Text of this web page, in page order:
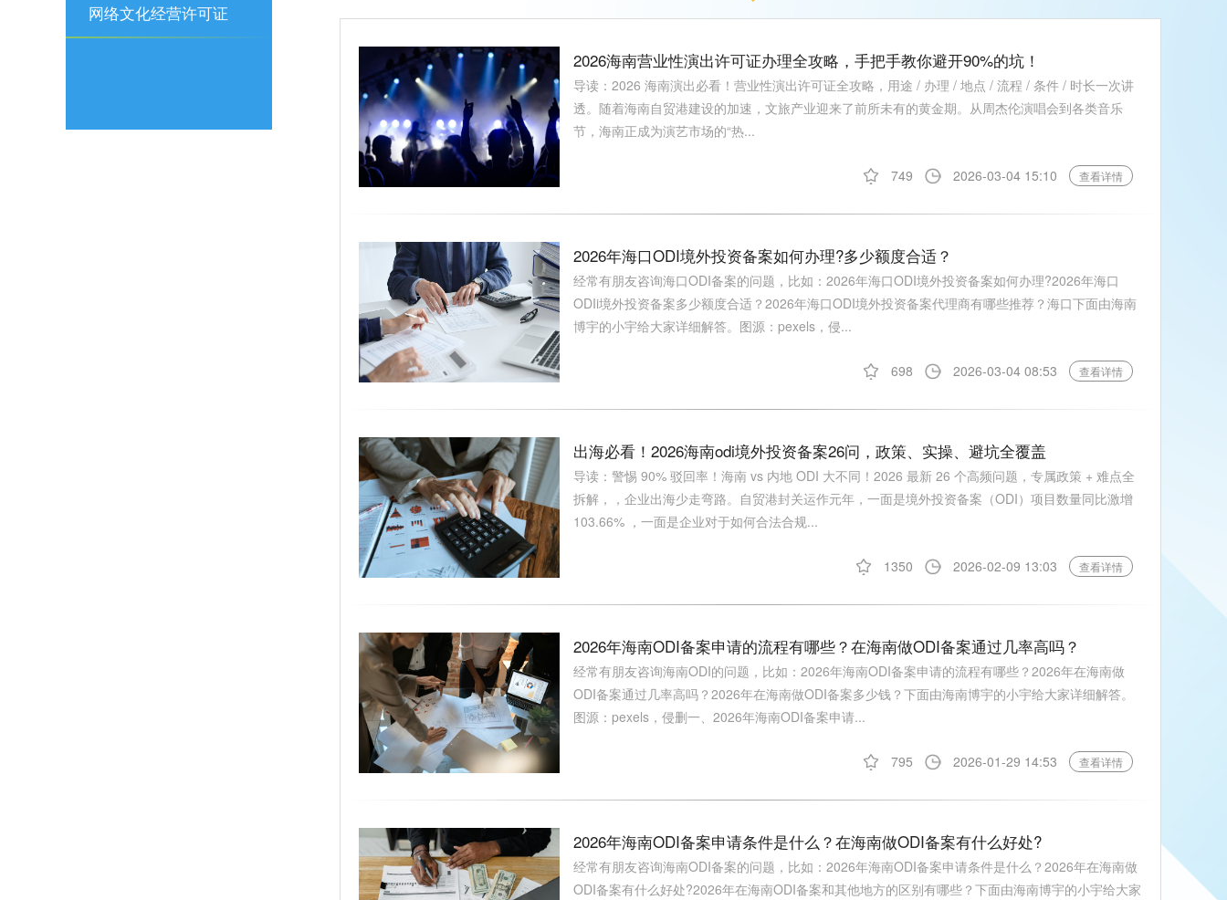
可证
网络文化经营许可证
2026海南营业性演出许可证办理全攻略，手把手教你避开90%的坑！
导读：2026 海南演出必看！营业性演出许可证全攻略，用途 / 办理 / 地点 / 流程 / 条件 / 时长一次讲
透。随着海南自贸港建设的加速，文旅产业迎来了前所未有的黄金期。从周杰伦演唱会到各类音乐
节，海南正成为演艺市场的“热...
749 2026-03-04 15:10 查看详情
2026年海口ODI境外投资备案如何办理?多少额度合适？
经常有朋友咨询海口ODI备案的问题，比如：2026年海口ODI境外投资备案如何办理?2026年海口
ODIi境外投资备案多少额度合适？2026年海口ODI境外投资备案代理商有哪些推荐？海口下面由海南
博宇的小宇给大家详细解答。图源：pexels，侵...
698 2026-03-04 08:53 查看详情
出海必看！2026海南odi境外投资备案26问，政策、实操、避坑全覆盖
导读：警惕 90% 驳回率！海南 vs 内地 ODI 大不同！2026 最新 26 个高频问题，专属政策 + 难点全
拆解，，企业出海少走弯路。自贸港封关运作元年，一面是境外投资备案（ODI）项目数量同比激增
103.66% ，一面是企业对于如何合法合规...
1350 2026-02-09 13:03 查看详情
2026年海南ODI备案申请的流程有哪些？在海南做ODI备案通过几率高吗？
经常有朋友咨询海南ODI的问题，比如：2026年海南ODI备案申请的流程有哪些？2026年在海南做
ODI备案通过几率高吗？2026年在海南做ODI备案多少钱？下面由海南博宇的小宇给大家详细解答。
图源：pexels，侵删一、2026年海南ODI备案申请...
795 2026-01-29 14:53 查看详情
2026年海南ODI备案申请条件是什么？在海南做ODI备案有什么好处?
经常有朋友咨询海南ODI备案的问题，比如：2026年海南ODI备案申请条件是什么？2026年在海南做
ODI备案有什么好处?2026年在海南ODI备案和其他地方的区别有哪些？下面由海南博宇的小宇给大家